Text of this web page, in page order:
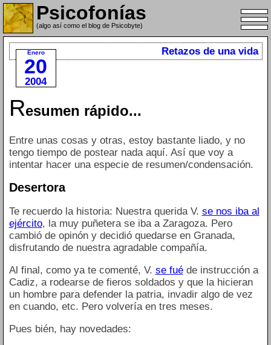
Psicofonías
(algo así como el blog de Psicobyte)
Enero
20
2004
Retazos de una vida
Resumen rápido...
Entre unas cosas y otras, estoy bastante liado, y no
tengo tiempo de postear nada aquí. Así que voy a
intentar hacer una especie de resumen/condensación.
Desertora
Te recuerdo la historia: Nuestra querida V. se nos iba al
ejército, la muy puñetera se iba a Zaragoza. Pero
cambió de opinón y decidió quedarse en Granada,
disfrutando de nuestra agradable compañía.
Al final, como ya te comenté, V. se fuéde instrucción a
Cadiz, a rodearse de fieros soldados y que la hicieran
un hombre para defender la patria, invadir algo de vez
en cuando, etc. Pero volvería en tres meses.
Pues bién, hay novedades: